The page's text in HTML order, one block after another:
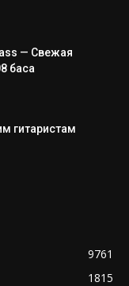
— Свежая
баса
гитаристам
9761
1815